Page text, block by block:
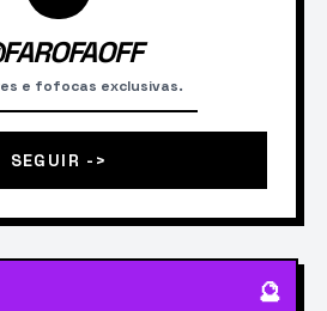
e fofocas exclusivas.
SEGUIR ->
🔮